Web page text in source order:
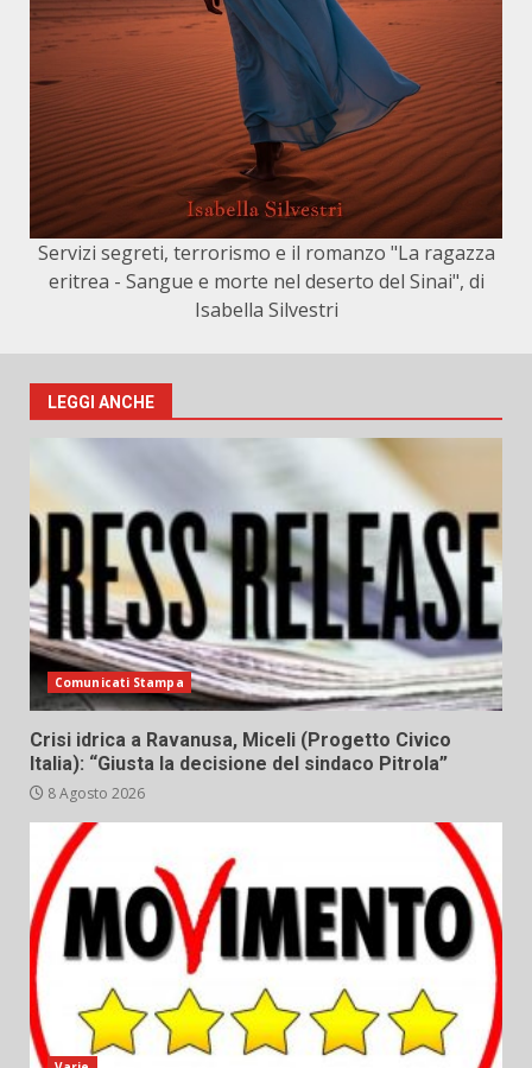
Servizi segreti, terrorismo e il romanzo "La ragazza
eritrea - Sangue e morte nel deserto del Sinai", di
Isabella Silvestri
LEGGI ANCHE
Comunicati Stampa
Crisi idrica a Ravanusa, Miceli (Progetto Civico
Italia): “Giusta la decisione del sindaco Pitrola”
8 Agosto 2026